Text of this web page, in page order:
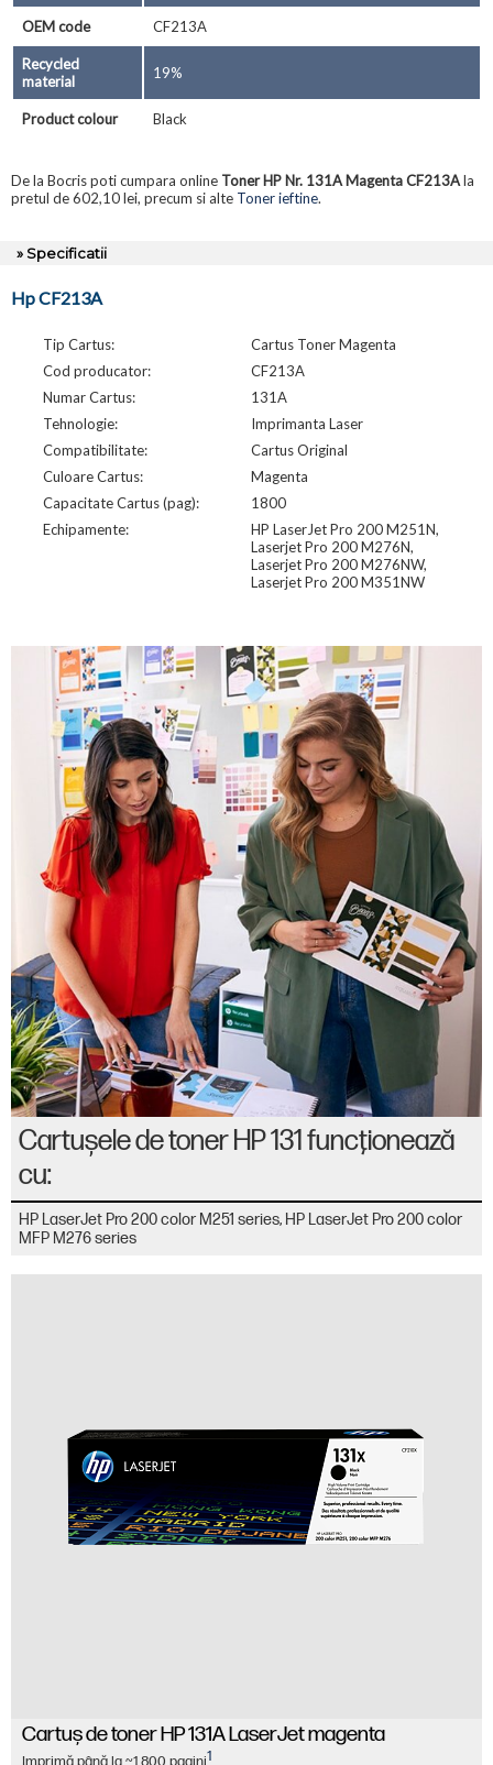
OEM code CF213A
Recycled
material
19%
Product colour Black
De la Bocris poti cumpara online Toner HP Nr. 131A Magenta CF213Ala
pretul de 602,10 lei, precum si alte Toner ieftine.
» Specificatii
Hp CF213A
Tip Cartus:
Cartus Toner Magenta
Cod producator:
CF213A
Numar Cartus:
131A
Tehnologie:
Imprimanta Laser
Compatibilitate:
Cartus Original
Culoare Cartus:
Magenta
Capacitate Cartus (pag):
1800
Echipamente:
HP LaserJet Pro 200 M251N,
Laserjet Pro 200 M276N,
Laserjet Pro 200 M276NW,
Laserjet Pro 200 M351NW
Cartuşele de toner HP 131 funcţionează
cu:
HP LaserJet Pro 200 color M251 series, HP LaserJet Pro 200 color
MFP M276 series
Cartuş de toner HP 131A LaserJet magenta
1